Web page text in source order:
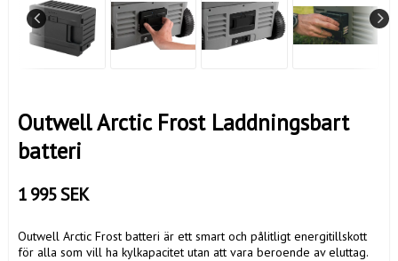
Outwell Arctic Frost Laddningsbart
batteri
1 995 SEK
Outwell Arctic Frost batteri är ett smart och pålitligt energitillskott
för alla som vill ha kylkapacitet utan att vara beroende av eluttag.